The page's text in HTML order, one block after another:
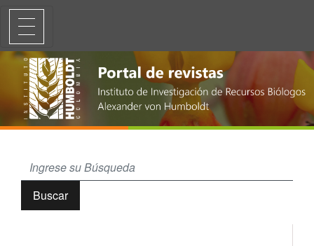
Biodiversidad en la Práctica
Buscar